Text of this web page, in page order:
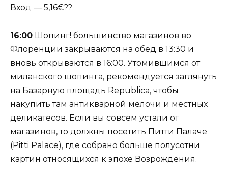
Вход — 5,16€??
16:00 Шопинг! большинство магазинов во
Флоренции закрываются на обед в 13:30 и
вновь открываются в 16:00. Утомившимся от
миланского шопинга, рекомендуется заглянуть
на Базарную площадь Republica, чтобы
накупить там антикварной мелочи и местных
деликатесов. Если вы совсем устали от
магазинов, то должны посетить Питти Палаче
(Pitti Palace), где собрано больше полусотни
картин относящихся к эпохе Возрождения.